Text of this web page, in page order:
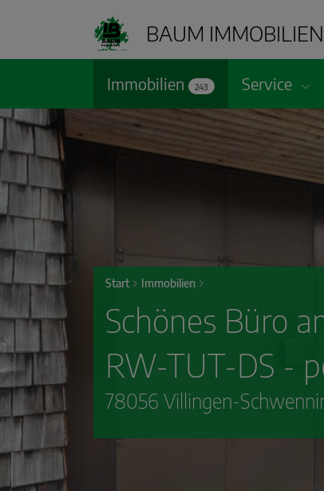
BAUM IMMOBILIEN
Immobilien 243 Service
Start Immobilien
Schönes Büro
RW-TUT-DS -
78056 Villingen-